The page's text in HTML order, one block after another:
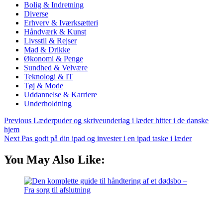
Bolig & Indretning
Diverse
Erhverv & Iværksætteri
Håndværk & Kunst
Livsstil & Rejser
Mad & Drikke
Økonomi & Penge
Sundhed & Velvære
Teknologi & IT
Tøj & Mode
Uddannelse & Karriere
Underholdning
Previous Læderpuder og skriveunderlag i læder hitter i de danske
hjem
Next Pas godt på din ipad og invester i en ipad taske i læder
You May Also Like: